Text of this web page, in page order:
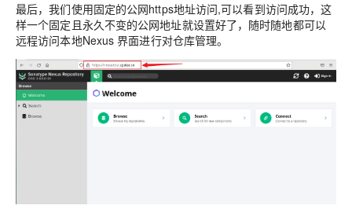
最后，我们使用固定的公网https地址访问,可以看到访问成功，这
样一个固定且永久不变的公网地址就设置好了，随时随地都可以
远程访问本地Nexus 界面进行对仓库管理。